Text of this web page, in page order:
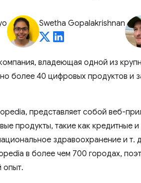
Swetha Gopalakrishnan
владеющая одной из
более 40 цифровых продуктов и
представляет собой веб-
продукты, такие как кредитные и
здравоохранение и т.
в более чем 700 городах,
опыт.